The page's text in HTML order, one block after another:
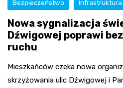
Bezpieczeństwo Infrastruktura
Nowa sygnalizacja
Dźwigowej poprawi
ruchu
Mieszkańców czeka nowa
skrzyżowania ulic Dźwigowej i